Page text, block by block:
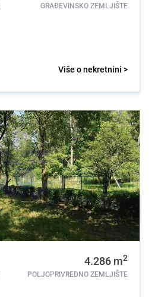
GRAĐEVINSKO ZEMLJIŠTE
Više o nekretnini >
4.286 m2
POLJOPRIVREDNO ZEMLJIŠTE